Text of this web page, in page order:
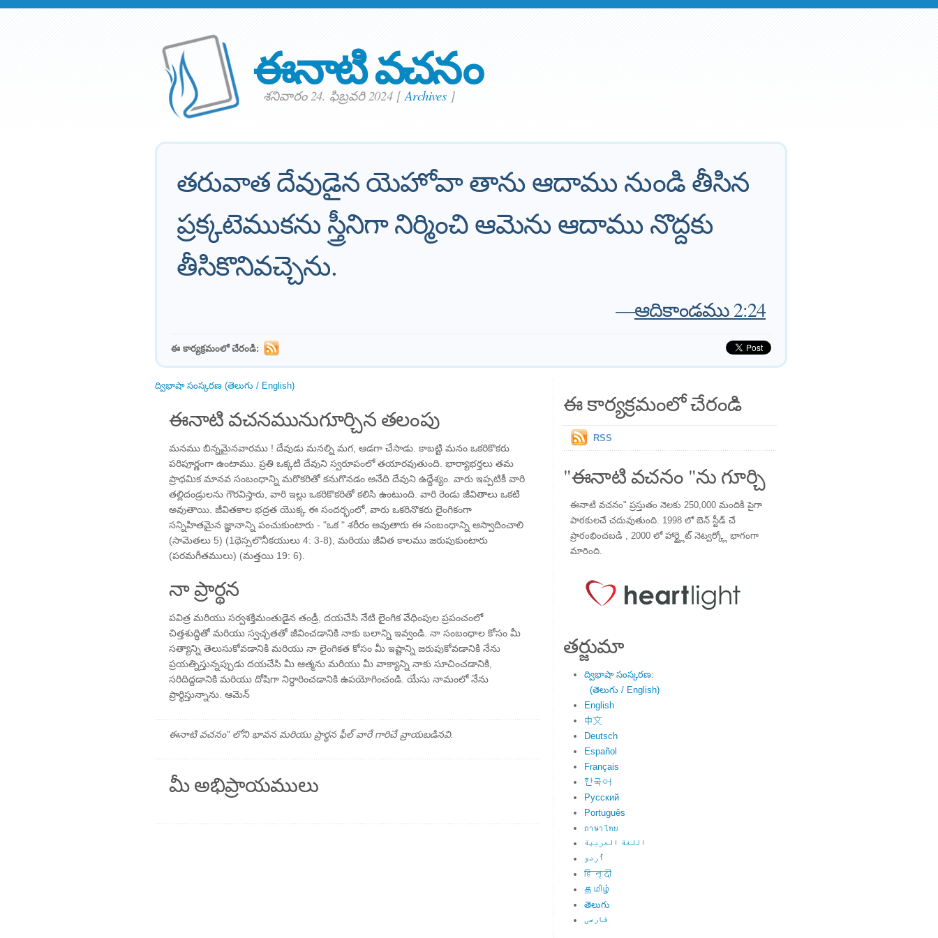
ఈనాటి వచనం
శనివారం 24. ఫిబ్రవరి 2024 [Archives ]
తరువాత దేవుడైన యెహోవా తాను ఆదాము నుండి తీసిన
ప్రక్కటెముకను స్త్రీనిగా నిర్మించి ఆమెను ఆదాము నొద్దకు
తీసికొనివచ్చెను.
—ఆదికాండము 2:24
ఈ కార్యక్రమంలో చేరండి:
ద్విభాషా సంస్కరణ (తెలుగు / English)
ఈనాటి వచనమునుగూర్చిన తలంపు
మనము బిన్నమైనవారము ! దేవుడు మనల్ని మగ, ఆడగా చేసాడు. కాబట్టి మనం ఒకరికొకరు
పరిపూర్ణంగా ఉంటాము. ప్రతి ఒక్కటి దేవుని స్వరూపంలో తయారవుతుంది. భార్యాభర్తలు తమ
ప్రాధమిక మానవ సంబంధాన్ని మరొకరితో కనుగొనడం అనేది దేవుని ఉద్దేశ్యం. వారు ఇప్పటికీ వారి
తల్లిదండ్రులను గౌరవిస్తారు, వారి ఇల్లు ఒకరికొకరితో కలిసి ఉంటుంది. వారి రెండు జీవితాలు ఒకటి
అవుతాయి. జీవితకాల భద్రత యొక్క ఈ సందర్భంలో, వారు ఒకరినొకరు లైంగికంగా
సన్నిహితమైన జ్ఞానాన్ని పంచుకుంటారు - "ఒక " శరీరం అవుతారు ఈ సంబంధాన్ని ఆస్వాదించాలి
(సామెతలు 5) (1థెస్సలొనీకయులు 4: 3-8), మరియు జీవిత కాలము జరుపుకుంటారు
(పరమగీతములు) (మత్తయి 19: 6).
నా ప్రార్థన
పవిత్ర మరియు సర్వశక్తిమంతుడైన తండ్రీ, దయచేసి నేటి లైంగిక వేధింపుల ప్రపంచంలో
చిత్తశుద్ధితో మరియు స్వచ్ఛతతో జీవించడానికి నాకు బలాన్ని ఇవ్వండి. నా సంబంధాల కోసం మీ
సత్యాన్ని తెలుసుకోవడానికి మరియు నా లైంగికత కోసం మీ ఇష్టాన్ని జరుపుకోవడానికి నేను
ప్రయత్నిస్తున్నప్పుడు దయచేసి మీ ఆత్మను మరియు మీ వాక్యాన్ని నాకు సూచించడానికి,
సరిదిద్దడానికి మరియు దోషిగా నిర్ధారించడానికి ఉపయోగించండి. యేసు నామంలో నేను
ప్రార్థిస్తున్నాను. ఆమెన్
ఈనాటి వచనం" లోని భావన మరియు ప్రార్థన ఫీల్ వారే గారిచే వ్రాయబడినవి.
మీ అభిప్రాయములు
ఈ కార్యక్రమంలో చేరండి
RSS
"ఈనాటి వచనం "ను గూర్చి
ఈనాటి వచనం" ప్రస్తుతం నెలకు 250,000 మందికి పైగా
పాఠకులచే చదువుతుంది. 1998 లో బెన్ స్టీడ్ చే
ప్రారంభించబడి , 2000 లో హార్ట్లైట్ నెట్వర్క్లో భాగంగా
మారింది.
తర్జుమా
ద్విభాషా సంస్కరణ:
(తెలుగు / English)
English
中文
Deutsch
Español
Français
한국어
Русский
Português
ภาษาไทย
اللغة العربية
اُردو
हिन्दी
தமிழ்
తెలుగు
فارسی